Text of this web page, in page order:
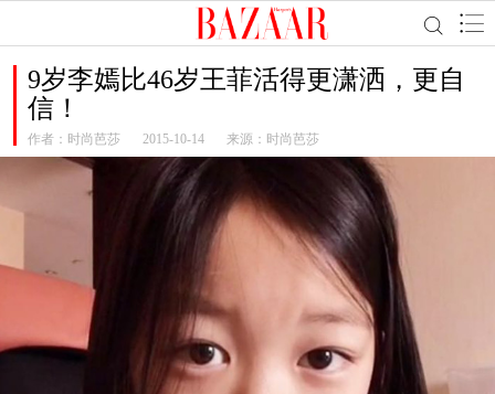
9岁李嫣比46岁王菲活得更潇洒，更自
信！
作者： 时尚芭莎 2015-10-14 来源：时尚芭莎